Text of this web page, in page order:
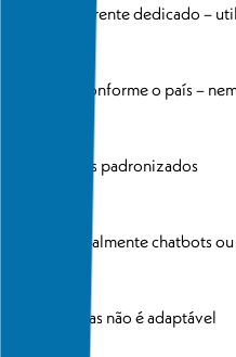
Sem gerente dedicado –
Varia conforme o país –
Pacotes padronizados
Principalmente chatbots
Sim, mas não é adaptável